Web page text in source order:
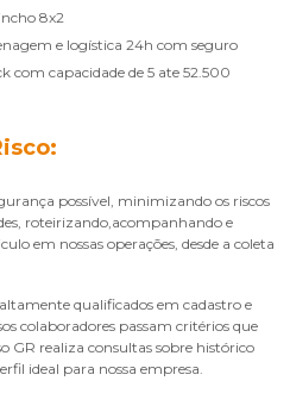
8x2
e logística 24h com seguro
possível, minimizando os riscos
roteirizando,acompanhando e
em nossas operações, desde a coleta
qualificados em cadastro e
colaboradores passam critérios que
GR realiza consultas sobre histórico
ideal para nossa empresa.